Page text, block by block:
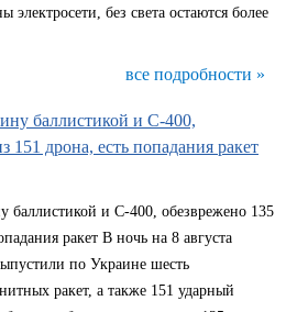
электросети, без света остаются более
все подробности »
баллистикой и С-400,
151 дрона, есть попадания ракет
баллистикой и С-400, обезврежено 135
ракет В ночь на 8 августа
по Украине шесть
ракет, а также 151 ударный